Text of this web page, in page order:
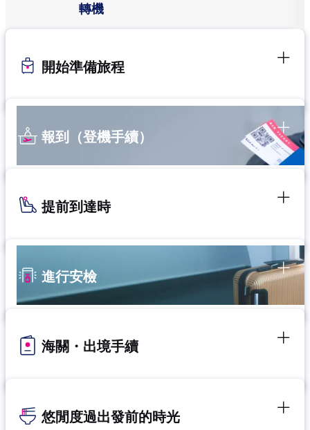
轉機
開始準備旅程
報到（登機手續）
提前到達時
進行安檢
海關・出境手續
悠閒度過出發前的時光